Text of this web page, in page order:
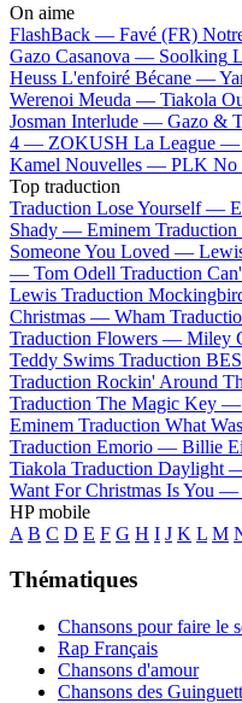
On aime
FlashBack — Favé (FR)
Gazo Casanova — Soolking
Heuss L'enfoiré Bécane —
Werenoi Meuda — Tiakola
Josman Interlude — Gazo &
4 — ZOKUSH La League —
Kamel Nouvelles — PLK
Top traduction
Traduction Lose Yourself —
Shady — Eminem
Someone You Loved —
— Tom Odell Traduction
Lewis Traduction
Christmas — Wham
Traduction Flowers — Miley
Teddy Swims Traduction
Traduction Rockin' Around
Traduction The Magic Key —
Eminem Traduction What
Traduction Emorio — Billie
Tiakola Traduction Daylight
Want For Christmas Is You —
HP mobile
A B C D E F G H I J K L M
Thématiques
Chansons pour faire le
Rap Français
Chansons d'amour
Chansons des